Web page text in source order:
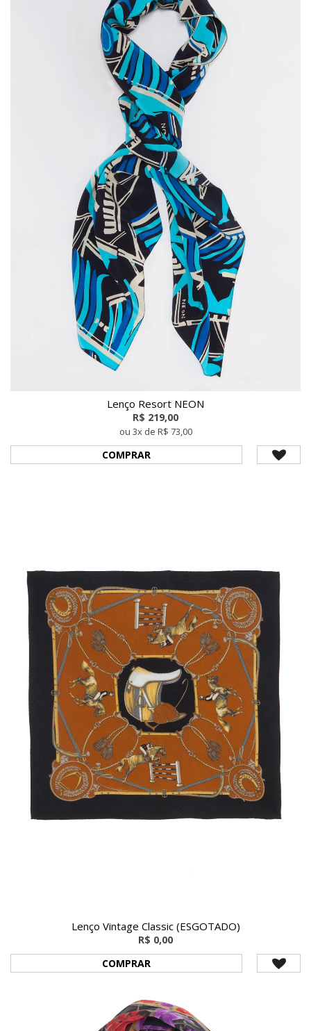
Lenço Resort NEON
R$ 219,00
ou 3x de R$ 73,00
COMPRAR
Lenço Vintage Classic (ESGOTADO)
R$ 0,00
COMPRAR